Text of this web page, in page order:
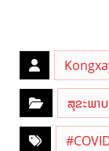
ສຸຂະພາ